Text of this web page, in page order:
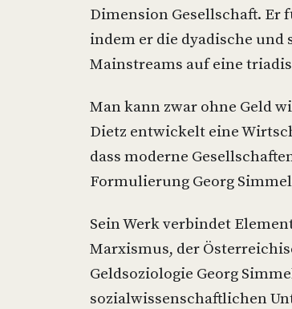
Dimension Gesellschaft. Er
indem er die dyadische
Mainstreams auf eine
Man kann zwar ohne Geld
Dietz entwickelt eine
dass moderne
Formulierung Georg
Sein Werk verbindet
Marxismus, der
Geldsoziologie Georg
sozialwissenschaftlichen